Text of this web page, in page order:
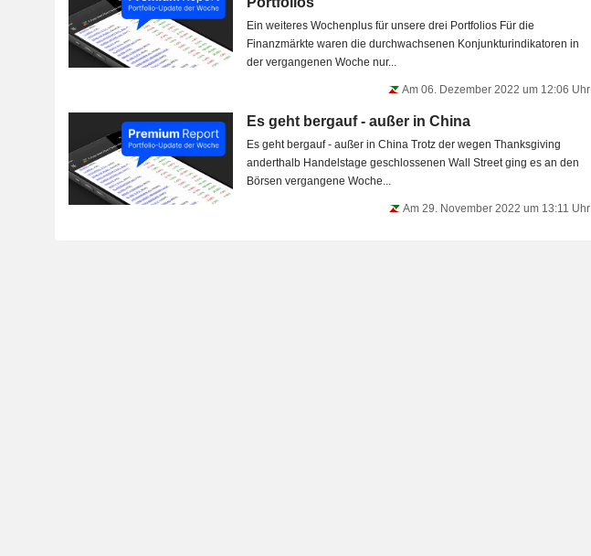
Ein weiteres Wochenplus für unsere drei Portfolios Für die
Finanzmärkte waren die durchwachsenen Konjunkturindikatoren in
der vergangenen Woche nur...
Am 06. Dezember 2022 um 12:06 Uhr
Es geht bergauf - außer in China
Es geht bergauf - außer in China Trotz der wegen Thanksgiving
anderthalb Handelstage geschlossenen Wall Street ging es an den
Börsen vergangene Woche...
Am 29. November 2022 um 13:11 Uhr